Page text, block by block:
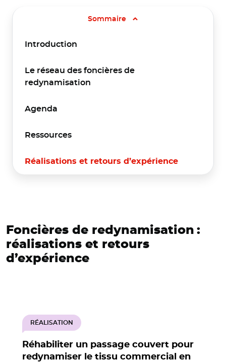
Sommaire
Introduction
Le réseau des foncières de
redynamisation
Agenda
Ressources
Réalisations et retours d’expérience
Foncières de redynamisation :
réalisations et retours
d’expérience
Réhabiliter un passage couvert pour
redynamiser le tissu commercial en
RÉALISATION